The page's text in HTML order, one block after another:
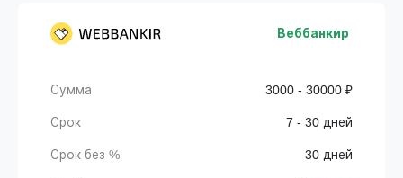
Веббанкир
Сумма 3000 - 30000 ₽
Срок 7 - 30 дней
Срок без % 30 дней